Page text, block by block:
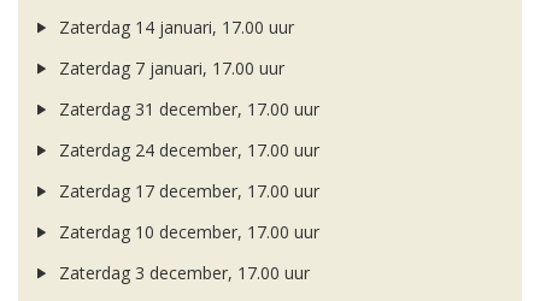
Zaterdag 14 januari, 17.00 uur
Zaterdag 7 januari, 17.00 uur
Zaterdag 31 december, 17.00 uur
Zaterdag 24 december, 17.00 uur
Zaterdag 17 december, 17.00 uur
Zaterdag 10 december, 17.00 uur
Zaterdag 3 december, 17.00 uur